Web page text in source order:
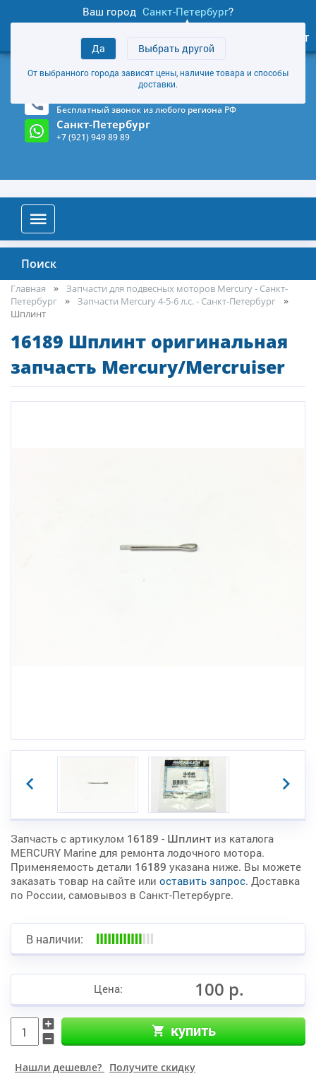
Ваш город Санкт-Петербург?
Да Выбрать другой
От выбранного города зависят цены, наличие товара и способы
доставки.
товаров
Личный кабинет
+7 (921) 949 89 89
Магазин и склад в Санкт-Петербурге (Карта)
Бесплатный звонок из любого региона РФ
Санкт-Петербург
+7 (921) 949 89 89
Поиск
Главная
Запчасти для подвесных моторов Mercury - Санкт-
Петербург
Запчасти Mercury 4-5-6 л.с. - Санкт-Петербург
Шплинт
16189 Шплинт оригинальная
запчасть Mercury/Mercruiser
Запчасть с артикулом 16189 - Шплинт из каталога
MERCURY Marine для ремонта лодочного мотора.
Применяемость детали 16189 указана ниже. Вы можете
заказать товар на сайте или оставить запрос. Доставка
по России, самовывоз в Санкт-Петербурге.
В наличии:
Цена: 100 р.
купить
Нашли дешевле? Получите скидку